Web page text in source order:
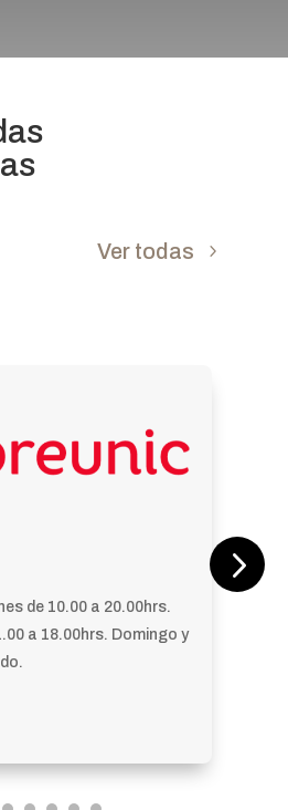
Ver todas
de 10.00 a 20.00hrs.
a 18.00hrs. Domingo y